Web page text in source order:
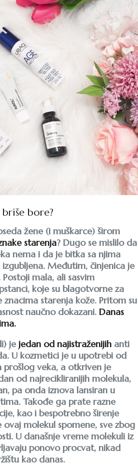
bore?
žene (i muškarce) širom
starenja? Dugo se mislilo da
nema i da je bitka sa njima
Međutim, činjenica je
mala, ali sasvim
koje su blagotvorne za
znacima starenja kože. Pritom su
naučno dokazani. Danas
jejedan od najistraženijih anti
U kozmetici je u upotrebi od
prošlog veka, a otkriven je
od najrecikliranijih molekula,
pa onda iznova lansiran u
Takođe ga prate razne
kao i bespotrebno širenje
ovaj molekul spomene, sve zbog
U današnje vreme molekuli iz
ponovo procvat, nikad
kao danas.